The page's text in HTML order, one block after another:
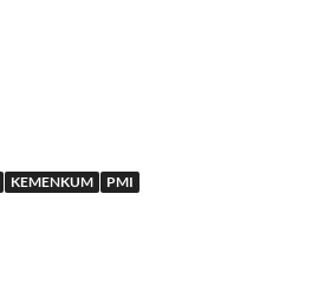
KEMENKUM PMI